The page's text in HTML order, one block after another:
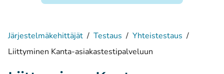
Järjestelmäkehittäjät / Testaus / Yhteistestaus /
Liittyminen Kanta-asiakastestipalveluun